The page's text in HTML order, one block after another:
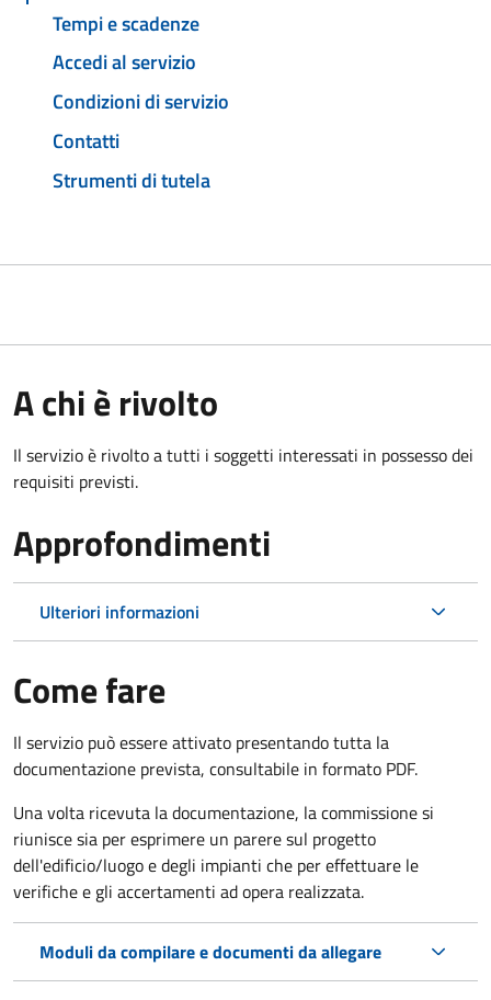
Tempi e scadenze
Accedi al servizio
Condizioni di servizio
Contatti
Strumenti di tutela
A chi è rivolto
Il servizio è rivolto a tutti i soggetti interessati in possesso dei
requisiti previsti.
Approfondimenti
Ulteriori informazioni
Come fare
Il servizio può essere attivato presentando tutta la
documentazione prevista, consultabile in formato PDF.
Una volta ricevuta la documentazione, la commissione si
riunisce sia per esprimere un parere sul progetto
dell'edificio/luogo e degli impianti che per effettuare le
verifiche e gli accertamenti ad opera realizzata.
Moduli da compilare e documenti da allegare